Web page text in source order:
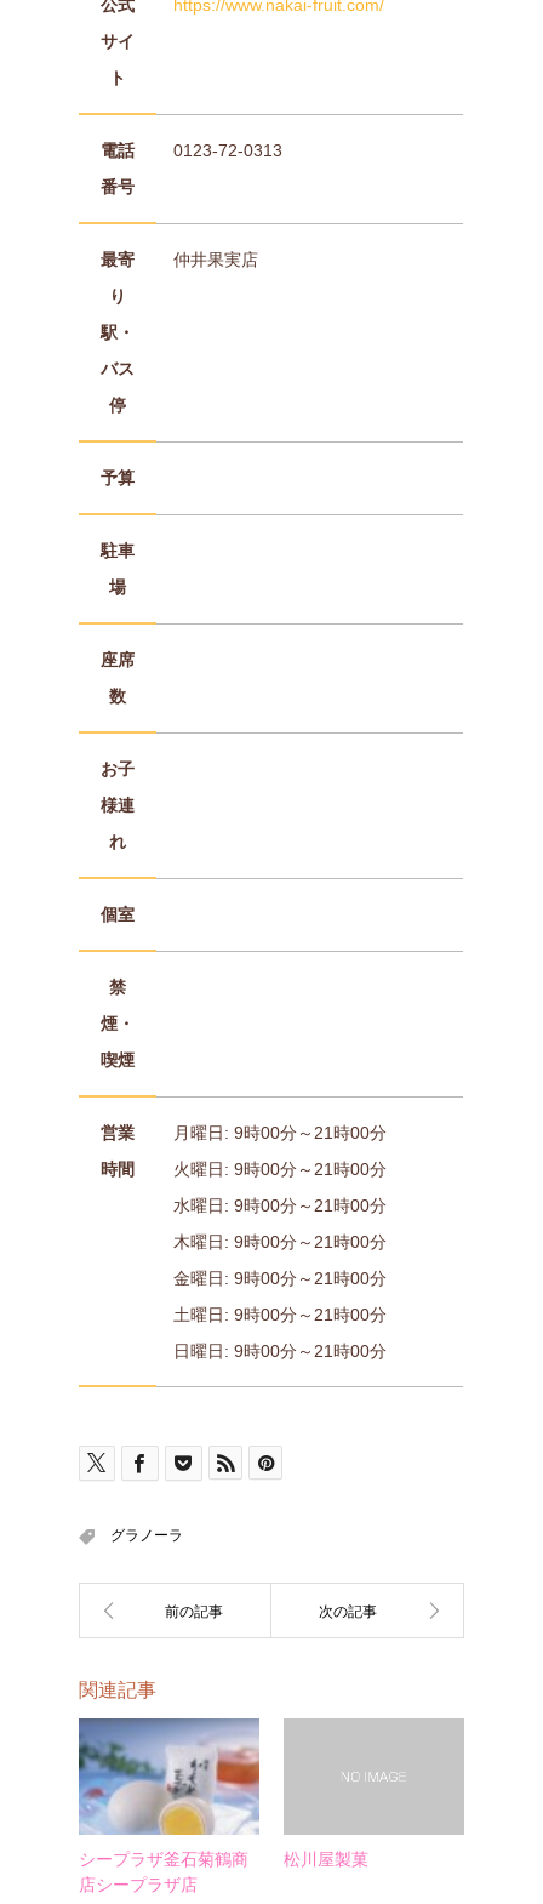
公式
サイ
ト
https://www.nakai-fruit.com/
電話
番号
0123-72-0313
最寄
り
駅・
バス
停
仲井果実店
予算
駐車
場
座席
数
お子
様連
れ
個室
禁
煙・
喫煙
営業
時間
月曜日: 9時00分～21時00分
火曜日: 9時00分～21時00分
水曜日: 9時00分～21時00分
木曜日: 9時00分～21時00分
金曜日: 9時00分～21時00分
土曜日: 9時00分～21時00分
日曜日: 9時00分～21時00分
グラノーラ
関連記事
シープラザ釜石菊鶴商
店シープラザ店
松川屋製菓